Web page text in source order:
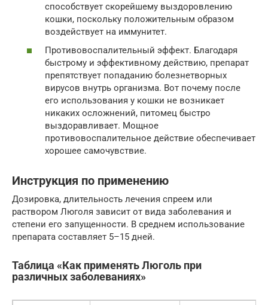
способствует скорейшему выздоровлению
кошки, поскольку положительным образом
воздействует на иммунитет.
Противовоспалительный эффект. Благодаря
быстрому и эффективному действию, препарат
препятствует попаданию болезнетворных
вирусов внутрь организма. Вот почему после
его использования у кошки не возникает
никаких осложнений, питомец быстро
выздоравливает. Мощное
противовоспалительное действие обеспечивает
хорошее самочувствие.
Инструкция по применению
Дозировка, длительность лечения спреем или
раствором Люголя зависит от вида заболевания и
степени его запущенности. В среднем использование
препарата составляет 5–15 дней.
Таблица «Как применять Люголь при
различных заболеваниях»